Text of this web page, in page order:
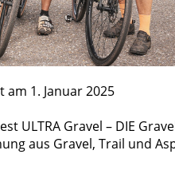
1. Januar 2025
ULTRA Gravel – DIE
aus Gravel, Trail und